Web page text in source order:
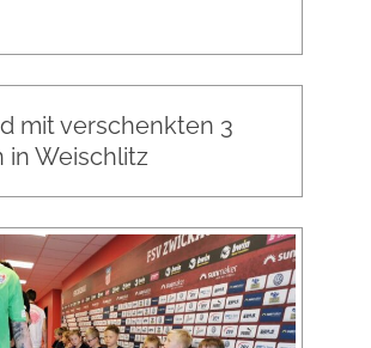
mit verschenkten 3
in Weischlitz